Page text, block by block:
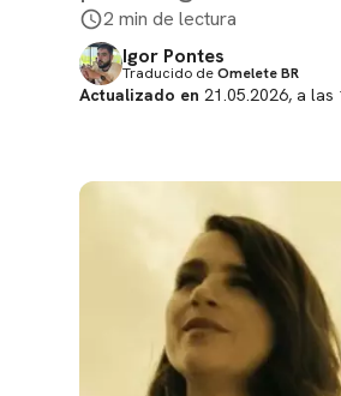
2 min de lectura
Igor Pontes
Traducido deOmelete BR
Actualizado en 21.05.2026, a las